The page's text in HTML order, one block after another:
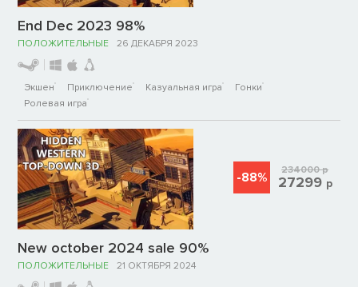
End Dec 2023 98%
ПОЛОЖИТЕЛЬНЫЕ 26 ДЕКАБРЯ 2023
Экшен Приключение Казуальная игра
Гонки
Ролевая игра
New october 2024 sale 90%
ПОЛОЖИТЕЛЬНЫЕ 21 ОКТЯБРЯ 2024
-88% 234000р
27299 р